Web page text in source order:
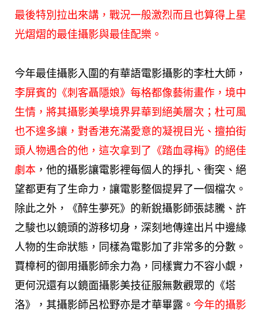
最後特別拉出來講，戰況一般激烈而且也算得上星
光熠熠的最佳攝影與最佳配樂。
今年最佳攝影入圍的有華語電影攝影的李杜大師，
李屏賓的《刺客聶隱娘》每格都像藝術畫作，境中
生情，將其攝影美學境界昇華到絕美層次；杜可風
也不遑多讓，對香港充滿愛意的凝視目光、擅拍街
頭人物遇合的他，這次拿到了《踏血尋梅》的絕佳
劇本 ，他的攝影讓電影裡每個人的掙扎、衝突、絕
望都更有了生命力，讓電影整個提昇了一個檔次 。
除此之外，《醉生夢死》的新銳攝影師張誌騰、許
之駿也以鏡頭的游移切身，深刻地傳達出片中邊緣
人物的生命狀態，同樣為電影加了非常多的分數。
賈樟柯的御用攝影師余力為，同樣實力不容小覷，
更何況還有以鏡面攝影美技征服無數觀眾的《塔
洛》，其攝影師呂松野亦是才華畢露。 今年的攝影